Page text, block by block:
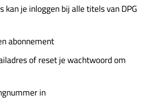
je inloggen bij alle titels van DPG
abonnement
of reset je wachtwoord om
in